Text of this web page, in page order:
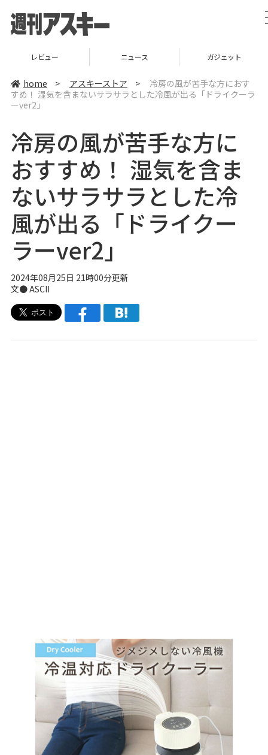
home > アスキーストア >
冷房の風が苦手な方におす
すめ！ 湿気を含まないサラサラとした冷風が出る「ドライクーラ
ーver2」
冷房の風が苦手な方に
おすすめ！ 湿気を含ま
ないサラサラとした冷
風が出る「ドライクー
ラーver2」
2024年08月25日 21時00分更新
文● ASCII